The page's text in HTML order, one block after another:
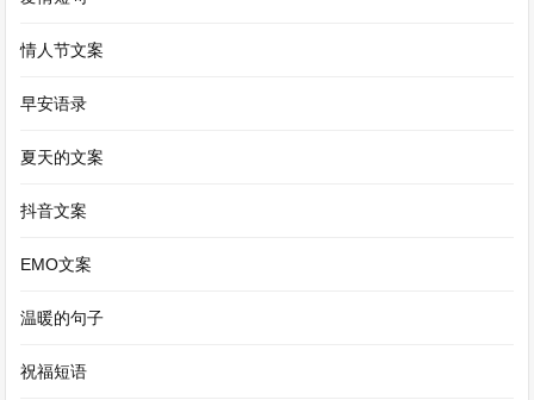
金黄色的花瓣像太阳射出的光芒，中间是密密麻麻
的花蕊。向日葵总是朝着太阳的方向，好像在和太
清晨，向日葵带着晶莹的露珠，在阳光的照耀下闪
日葵好像有些不舍得，微微低着头。
情人节文案
早安语录
夏天的文案
抖音文案
EMO文案
温暖的句子
祝福短语